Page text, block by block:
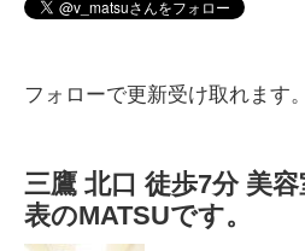
フォローで更新受け取れます。
三鷹 北口 徒歩7分 美
表のMATSUです。